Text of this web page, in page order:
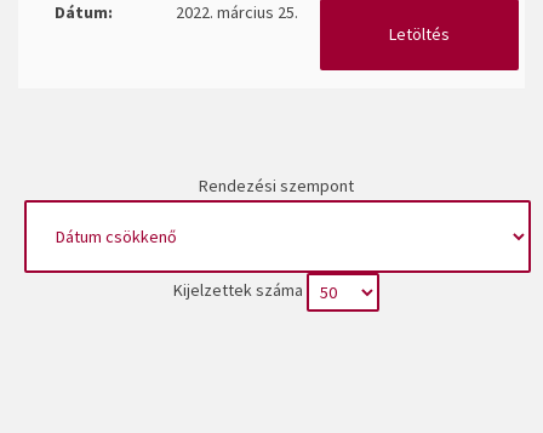
Dátum:
2022. március 25.
Letöltés
Rendezési szempont
Kijelzettek száma